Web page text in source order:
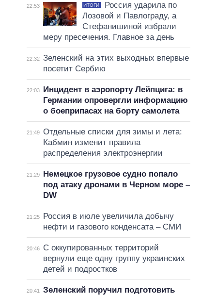
22:53 ИТОГИ
Россия ударила по
Лозовой и Павлограду, а
Стефанишиной избрали
меру пресечения. Главное за день
22:32 Зеленский на этих выходных впервые
посетит Сербию
22:03
Инцидент в аэропорту Лейпцига: в
Германии опровергли информацию
о боеприпасах на борту самолета
21:49 Отдельные списки для зимы и лета:
Кабмин изменит правила
распределения электроэнергии
21:29
Немецкое грузовое судно попало
под атаку дронами в Черном море –
DW
21:25
Россия в июле увеличила добычу
нефти и газового конденсата – СМИ
20:46
С оккупированных территорий
вернули еще одну группу украинских
детей и подростков
20:41
Зеленский поручил подготовить